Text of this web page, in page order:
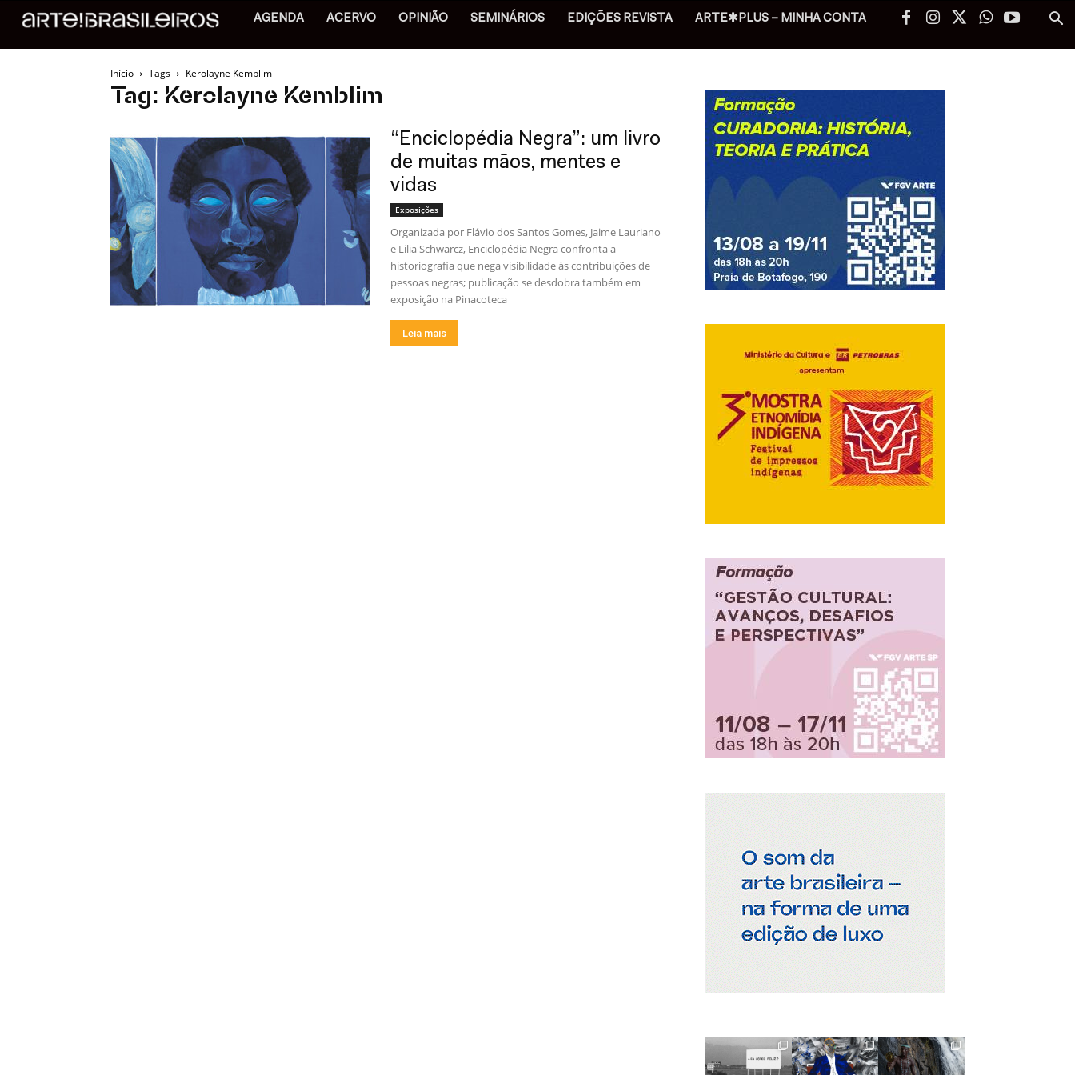
AGENDA ACERVO OPINIÃO SEMINÁRIOS EDIÇÕES REVISTA ARTE✱PLUS – MINHA CONTA
Início Tags Kerolayne Kemblim
Tag: Kerolayne Kemblim
“Enciclopédia Negra”: um livro
de muitas mãos, mentes e
vidas
Exposições
Organizada por Flávio dos Santos Gomes, Jaime Lauriano
e Lilia Schwarcz, Enciclopédia Negra confronta a
historiografia que nega visibilidade às contribuições de
pessoas negras; publicação se desdobra também em
exposição na Pinacoteca
Leia mais